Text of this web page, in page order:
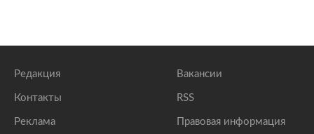
Редакция
Контакты
Реклама
Вакансии
RSS
Правовая информация